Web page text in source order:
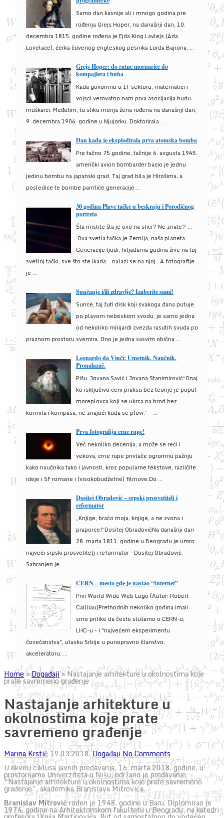
Samo dan kasnije ali i mnogo godina pre
rođenja Grejs Hoper, na današnji dan, 10.
decembra 1815. godine rođena je Ejda King Lavlejs (Ada
Lovelace), ćerka čuvenog engleskog pesnika Lorda Bajrona, ...
Grejs Hoper: do ratne mornarice do
kompajlera i buba
Kada govorimo o IT sektoru, matematici i
vojsci verovatno nam prva asocijacija budu
muškarci. Međutim, tu sliku menja žena rođena na današnji dan,
9. decembra 1906. godine u Njujorku. Doktorirala ...
Dan kada je eksplodirala prva atomska bomba
Pre tačno 75 godine, tačnije 6. avgusta 1945.
američki avion bombarder bacio je jednu
jedinu bombu na japanski grad. Taj grad bila je Hirošima, a
posledice te bombe pamtiće generacije ...
30 godina Plave tačke u beskraju i Porodičnog
portreta
Šta mislite šta je ovo na slici? Ne znate? …
Ova svetla tačka je Zemlja, naša planeta.
Generacije ljudi, hiljadama godina žive na toj
svetloj tački, sve što ste ikada… nalazi se na njoj…A fotografije
je ...
Sunčanje i/ili zdravlje? Izaberite sami!
Sunce, taj žuti disk koji svakoga dana putuje
po plavom nebeskom svodu, je samo jedna
od nekoliko milijardi zvezda rasutih svuda po
praznom prostoru svemira. Ono je jedna sasvim obična ...
Leonardo da Vinči: Umetnik. Naučnik.
Pronalazač.
Pišu: Jovana Savić i Jovana Stanimirović“Onaj
ko isključivo ceni praksu bez teorije je poput
moreplovca koji se ukrca na brod bez
kormila i kompasa, ne znajući kuda se plovi.” - ...
Prva fotografija crne rupe!
Već nekoliko decenija, a može se reći i
vekova, crne rupe privlače ogromnu pažnju
kako naučnika tako i javnosti, kroz popularne tekstove, različite
ideje i SF romane i (visokobudžetne) filmove.Do ...
Dositej Obradović – srpski prosvetitelj i
reformator
„Knjige, braćo moja, knjige, a ne zvona i
praporce!“Dositej ObradovićNa današnji dan
28. marta 1811. godine u Beogradu je umro
najveći srpski prosvetitelj i reformator – Dositej Obradović.
Sahranjen je ...
CERN – mesto gde je nastao “Internet”
Prvi World Wide Web Logo (Autor: Robert
Cailliau)Prethodnih nekoliko godina imali
smo prilike da često slušamo o CERN-u,
LHC-u - i "najvećem eksperimentu
čovečanstva", ulasku Srbije u punopravno članstvo,
akceleratoru, ...
Home»Događaji»Nastajanje arhitekture u okolnostima koje
prate savremeno građenje
Nastajanje arhitekture u
okolnostima koje prate
savremeno građenje
Marina Krstić 19.03.2018. Događaji No Comments
U okviru ciklusa javnih predavanja, 16. marta 2018. godine, u
prostorijama Univerziteta u Nišu, održano je predavanje
“Nastajanje arhitekture u okolnostima koje prate savremeno
građenje”, akademika Branislava Mitrovića.
Branislav Mitrovićrođen je 1948. godine u Baru. Diplomirao je
1974. godine na Arhitektonskom fakultetu u Beogradu, na katedri